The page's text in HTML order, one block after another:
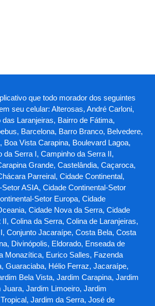
que todo morador dos seguintes
seu celular: Alterosas, André Carloni,
Laranjeiras, Bairro de Fátima,
Barcelona, Barro Branco, Belvedere,
Boa Vista Carapina, Boulevard Lagoa,
da Serra I, Campinho da Serra II,
Grande, Castelândia, Caçaroca,
Parreiral, Cidade Continental,
ASIA, Cidade Continental-Setor
Setor Europa, Cidade
Cidade Nova da Serra, Cidade
Colina da Serra, Colina de Laranjeiras,
Conjunto Jacaraípe, Costa Bela, Costa
Divinópolis, Eldorado, Enseada de
Monazítica, Eurico Salles, Fazenda
Guaraciaba, Hélio Ferraz, Jacaraípe,
Bela Vista, Jardim Carapina, Jardim
Juara, Jardim Limoeiro, Jardim
Jardim da Serra, José de